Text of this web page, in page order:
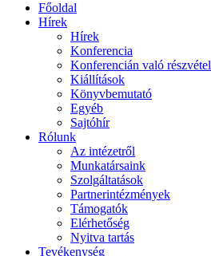
Főoldal
Hírek
Hírek
Konferencia
Konferencián való részvétel
Kiállítások
Könyvbemutató
Egyéb
Sajtóhír
Rólunk
Az intézetről
Munkatársaink
Szolgáltatások
Partnerintézmények
Támogatók
Elérhetőség
Nyitva tartás
Tevékenység